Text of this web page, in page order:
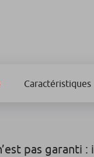
Caractéristiques
pas garanti